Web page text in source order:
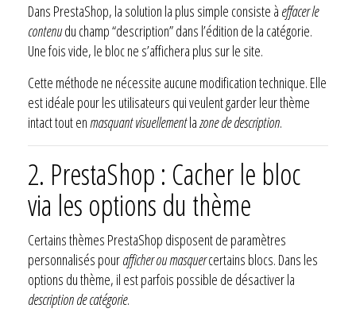
Dans PrestaShop, la solution la plus simple consiste à effacer le
contenudu champ “description” dans l’édition de la catégorie.
Une fois vide, le bloc ne s’affichera plus sur le site.
Cette méthode ne nécessite aucune modification technique. Elle
est idéale pour les utilisateurs qui veulent garder leur thème
intact tout en masquant visuellementlazone de description.
2. PrestaShop : Cacher le bloc
via les options du thème
Certains thèmes PrestaShop disposent de paramètres
personnalisés pourafficher ou masquercertains blocs. Dans les
options du thème, il est parfois possible de désactiver la
description de catégorie.